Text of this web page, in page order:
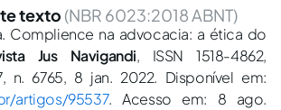
texto (NBR 6023:2018 ABNT)
Complience na advocacia: a ética do
Jus Navigandi, ISSN 1518-4862,
n. 6765, 8 jan. 2022. Disponível em:
artigos/95537. Acesso em: 8 ago.